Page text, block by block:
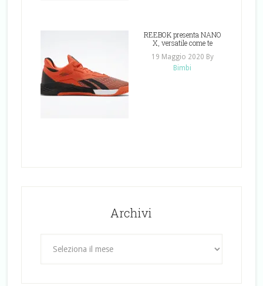
REEBOK presenta NANO
X, versatile come te
19 Maggio 2020 By
Bimbi
Archivi